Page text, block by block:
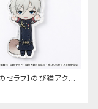
セラフ】のび猫アクリ
ダー（柊深夜）